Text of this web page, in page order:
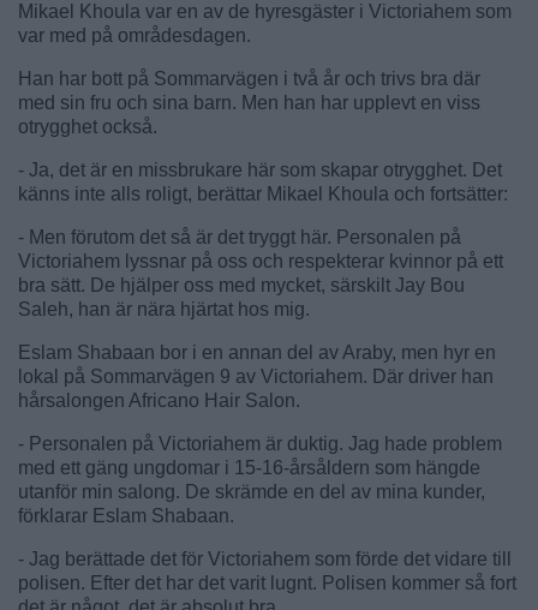
Mikael Khoula var en av de hyresgäster i Victoriahem som
var med på områdesdagen.
Han har bott på Sommarvägen i två år och trivs bra där
med sin fru och sina barn. Men han har upplevt en viss
otrygghet också.
- Ja, det är en missbrukare här som skapar otrygghet. Det
känns inte alls roligt, berättar Mikael Khoula och fortsätter:
- Men förutom det så är det tryggt här. Personalen på
Victoriahem lyssnar på oss och respekterar kvinnor på ett
bra sätt. De hjälper oss med mycket, särskilt Jay Bou
Saleh, han är nära hjärtat hos mig.
Eslam Shabaan bor i en annan del av Araby, men hyr en
lokal på Sommarvägen 9 av Victoriahem. Där driver han
hårsalongen Africano Hair Salon.
- Personalen på Victoriahem är duktig. Jag hade problem
med ett gäng ungdomar i 15-16-årsåldern som hängde
utanför min salong. De skrämde en del av mina kunder,
förklarar Eslam Shabaan.
- Jag berättade det för Victoriahem som förde det vidare till
polisen. Efter det har det varit lugnt. Polisen kommer så fort